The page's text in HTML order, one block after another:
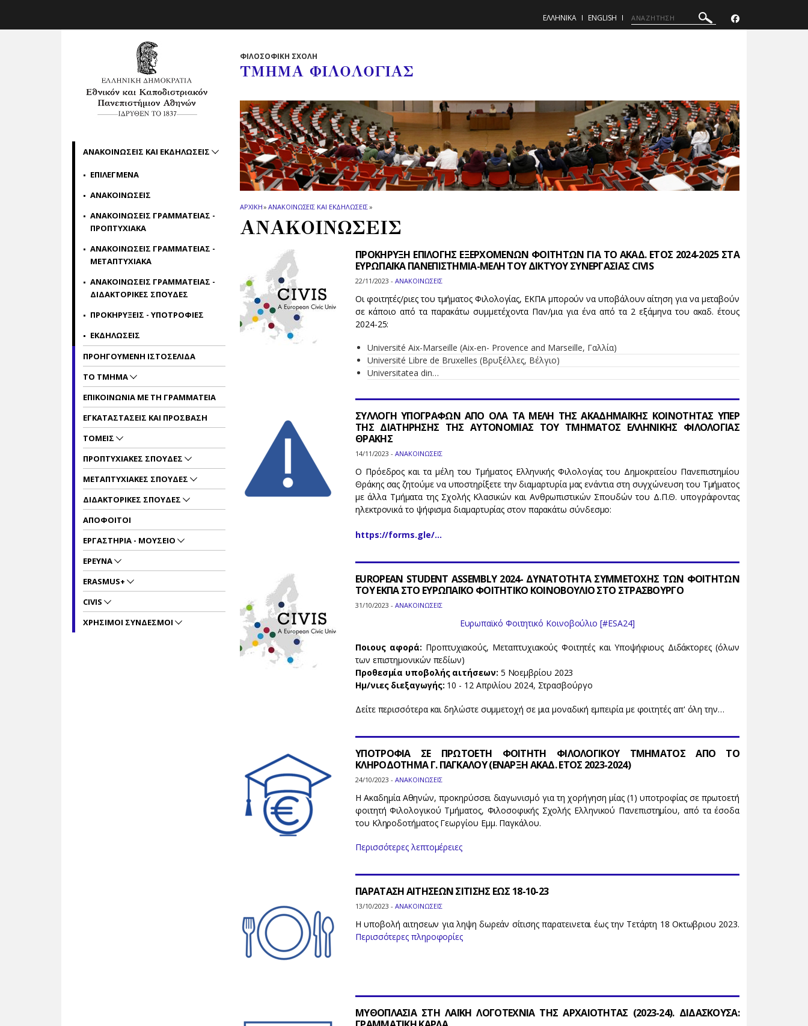
ΕΛΛΗΝΙΚΑ ENGLISH
ΦΙΛΟΣΟΦΙΚΗ ΣΧΟΛΗ
ΤΜΗΜΑ ΦΙΛΟΛΟΓΙΑΣ
ΑΡΧΙΚΗ» ΑΝΑΚΟΙΝΩΣΕΙΣ ΚΑΙ ΕΚΔΗΛΩΣΕΙΣ»
ΑΝΑΚΟΙΝΩΣΕΙΣ
ΠΡΟΚΗΡΥΞΗ ΕΠΙΛΟΓΗΣ ΕΞΕΡΧΟΜΕΝΩΝ ΦΟΙΤΗΤΩΝ ΓΙΑ ΤΟ ΑΚΑΔ. ΕΤΟΣ 2024-2025 ΣΤΑ
ΕΥΡΩΠΑΪΚΑ ΠΑΝΕΠΙΣΤΗΜΙΑ-ΜΕΛΗ ΤOΥ ΔΙΚΤΥΟΥ ΣΥΝΕΡΓΑΣΙΑΣ CIVIS
22/11/2023 - ΑΝΑΚΟΙΝΩΣΕΙΣ
Οι φοιτητές/ριες του τμήματος Φιλολογίας, ΕΚΠΑ μπορούν να υποβάλουν αίτηση για να μεταβούν
σε κάποιο από τα παρακάτω συμμετέχοντα Παν/μια για ένα από τα 2 εξάμηνα του ακαδ. έτους
2024-25:
Université Aix-Marseille (Aix-en- Provence and Marseille, Γαλλία)
Université Libre de Bruxelles (Βρυξέλλες, Βέλγιο)
Universitatea din…
ΣΥΛΛΟΓΗ ΥΠΟΓΡΑΦΩΝ ΑΠΟ ΟΛΑ ΤΑ ΜΕΛΗ ΤΗΣ ΑΚΑΔΗΜΑΪΚΗΣ ΚΟΙΝΟΤΗΤΑΣ ΥΠΕΡ
ΤΗΣ ΔΙΑΤΗΡΗΣΗΣ ΤΗΣ ΑΥΤΟΝΟΜΙΑΣ ΤΟΥ ΤΜΗΜΑΤΟΣ ΕΛΛΗΝΙΚΗΣ ΦΙΛΟΛΟΓΙΑΣ
ΘΡΑΚΗΣ
14/11/2023 - ΑΝΑΚΟΙΝΩΣΕΙΣ
Ο Πρόεδρος και τα μέλη του Τμήματος Ελληνικής Φιλολογίας του Δημοκριτείου Πανεπιστημίου
Θράκης σας ζητούμε να υποστηρίξετε την διαμαρτυρία μας ενάντια στη συγχώνευση του Τμήματος
με άλλα Τμήματα της Σχολής Κλασικών και Ανθρωπιστικών Σπουδών του Δ.Π.Θ. υπογράφοντας
ηλεκτρονικά το ψήφισμα διαμαρτυρίας στον παρακάτω σύνδεσμο:
https://forms.gle/…
EUROPEAN STUDENT ASSEMBLY 2024- ΔΥΝΑΤΟΤΗΤΑ ΣΥΜΜΕΤΟΧΗΣ ΤΩΝ ΦΟΙΤΗΤΩΝ
ΤΟΥ ΕΚΠΑ ΣΤΟ ΕΥΡΩΠΑΪΚΟ ΦΟΙΤΗΤΙΚΟ ΚΟΙΝΟΒΟΥΛΙΟ ΣΤΟ ΣΤΡΑΣΒΟΥΡΓΟ
31/10/2023 - ΑΝΑΚΟΙΝΩΣΕΙΣ
Ευρωπαϊκό Φοιτητικό Κοινοβούλιο [#ESA24]
Ποιους αφορά: Προπτυχιακούς, Μεταπτυχιακούς Φοιτητές και Υποψήφιους Διδάκτορες (όλων
των επιστημονικών πεδίων)
Προθεσμία υποβολής αιτήσεων: 5 Νοεμβρίου 2023
Ημ/νιες διεξαγωγής: 10 - 12 Απριλίου 2024, Στρασβούργο
Δείτε περισσότερα και δηλώστε συμμετοχή σε μια μοναδική εμπειρία με φοιτητές απ' όλη την…
ΥΠΟΤΡΟΦΙΑ ΣΕ ΠΡΩΤΟΕΤΗ ΦΟΙΤΗΤΗ ΦΙΛΟΛΟΓΙΚΟΥ ΤΜΗΜΑΤΟΣ ΑΠΟ ΤΟ
ΚΛΗΡΟΔΟΤΗΜΑ Γ. ΠΑΓΚΑΛΟΥ (ΕΝΑΡΞΗ ΑΚΑΔ. ΕΤΟΣ 2023-2024)
24/10/2023 - ΑΝΑΚΟΙΝΩΣΕΙΣ
Η Ακαδημία Αθηνών, προκηρύσσει διαγωνισμό για τη χορήγηση μίας (1) υποτροφίας σε πρωτοετή
φοιτητή Φιλολογικού Τμήματος, Φιλοσοφικής Σχολής Ελληνικού Πανεπιστημίου, από τα έσοδα
του Κληροδοτήματος Γεωργίου Εμμ. Παγκάλου.
Περισσότερες λεπτομέρειες
ΠΑΡΑΤΑΣΗ ΑΙΤΗΣΕΩΝ ΣΙΤΙΣΗΣ ΕΩΣ 18-10-23
13/10/2023 - ΑΝΑΚΟΙΝΩΣΕΙΣ
H υποβολή αιτησεων για ληψη δωρεάν σίτισης παρατεινεται έως την Τετάρτη 18 Οκτωβριου 2023.
Περισσότερες πληροφορίες
ΜΥΘΟΠΛΑΣΙΑ ΣΤΗ ΛΑΪΚΗ ΛΟΓΟΤΕΧΝΙΑ ΤΗΣ ΑΡΧΑΙΟΤΗΤΑΣ (2023-24). ΔΙΔΑΣΚΟΥΣΑ:
ΑΝΑΚΟΙΝΩΣΕΙΣ ΚΑΙ ΕΚΔΗΛΩΣΕΙΣ
ΕΠΙΛΕΓΜΕΝΑ
ΑΝΑΚΟΙΝΩΣΕΙΣ
ΑΝΑΚΟΙΝΩΣΕΙΣ ΓΡΑΜΜΑΤΕΙΑΣ -
ΠΡΟΠΤΥΧΙΑΚΑ
ΑΝΑΚΟΙΝΩΣΕΙΣ ΓΡΑΜΜΑΤΕΙΑΣ -
ΜΕΤΑΠΤΥΧΙΑΚΑ
ΑΝΑΚΟΙΝΩΣΕΙΣ ΓΡΑΜΜΑΤΕΙΑΣ -
ΔΙΔΑΚΤΟΡΙΚΕΣ ΣΠΟΥΔΕΣ
ΠΡΟΚΗΡΥΞΕΙΣ - ΥΠΟΤΡΟΦΙΕΣ
ΕΚΔΗΛΩΣΕΙΣ
ΠΡΟΗΓΟΥΜΕΝΗ ΙΣΤΟΣΕΛΙΔΑ
ΤΟ ΤΜΗΜΑ
ΕΠΙΚΟΙΝΩΝΙΑ ΜΕ ΤΗ ΓΡΑΜΜΑΤΕΙΑ
ΕΓΚΑΤΑΣΤΑΣΕΙΣ ΚΑΙ ΠΡΟΣΒΑΣΗ
ΤΟΜΕΙΣ
ΠΡΟΠΤΥΧΙΑΚΕΣ ΣΠΟΥΔΕΣ
ΜΕΤΑΠΤΥΧΙΑΚΕΣ ΣΠΟΥΔΕΣ
ΔΙΔΑΚΤΟΡΙΚΕΣ ΣΠΟΥΔΕΣ
ΑΠΟΦΟΙΤΟΙ
ΕΡΓΑΣΤΗΡΙΑ - ΜΟΥΣΕΙΟ
ΕΡΕΥΝΑ
ERASMUS+
CIVIS
ΧΡΗΣΙΜΟΙ ΣΥΝΔΕΣΜΟΙ